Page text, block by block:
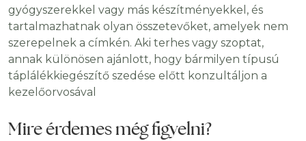
gyógyszerekkel vagy más készítményekkel, és
tartalmazhatnak olyan összetevőket, amelyek nem
szerepelnek a címkén. Aki terhes vagy szoptat,
annak különösen ajánlott, hogy bármilyen típusú
táplálékkiegészítő szedése előtt konzultáljon a
kezelőorvosával
Mire érdemes még figyelni?